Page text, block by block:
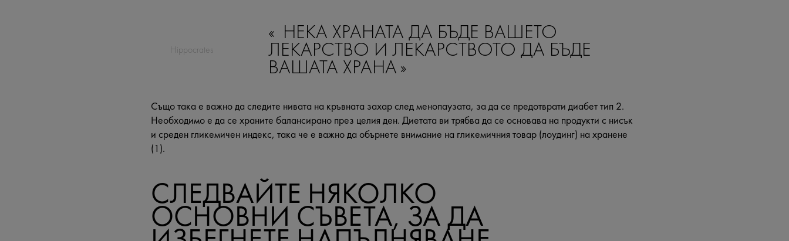
НЕКА ХРАНАТА ДА БЪДЕ ВАШЕТО
ЛЕКАРСТВО И ЛЕКАРСТВОТО ДА БЪДЕ
ВАШАТА ХРАНА
Hippocrates
Също така е важно да следите нивата на кръвната захар след менопаузата, за да се предотврати диабет тип 2.
Необходимо е да се храните балансирано през целия ден. Диетата ви трябва да се основава на продукти с нисък
и среден гликемичен индекс, така че е важно да обърнете внимание на гликемичния товар (лоудинг) на хранене
(1).
СЛЕДВАЙТЕ НЯКОЛКО
ОСНОВНИ СЪВЕТА, ЗА ДА